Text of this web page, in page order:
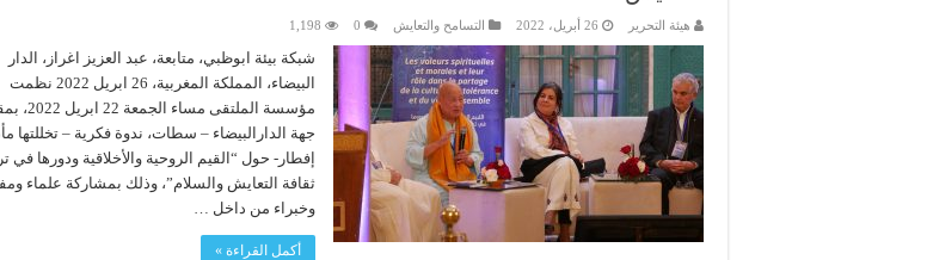
هيئة التحرير 26 أبريل، 2022 التسامح والتعايش 0
1,198
شبكة بيئة ابوظبي، متابعة، عبد العزيز اغراز، الدار
البيضاء، المملكة المغربية، 26 ابريل 2022 نظمت
مؤسسة الملتقى مساء الجمعة 22
جهة الدارالبيضاء – سطات، ندوة فكرية – تخللتها
إفطار- حول “القيم الروحية والأخلاقية ودورها في
ثقافة التعايش والسلام”، وذلك بمشاركة علماء
وخبراء من داخل …
أكمل القراءة »